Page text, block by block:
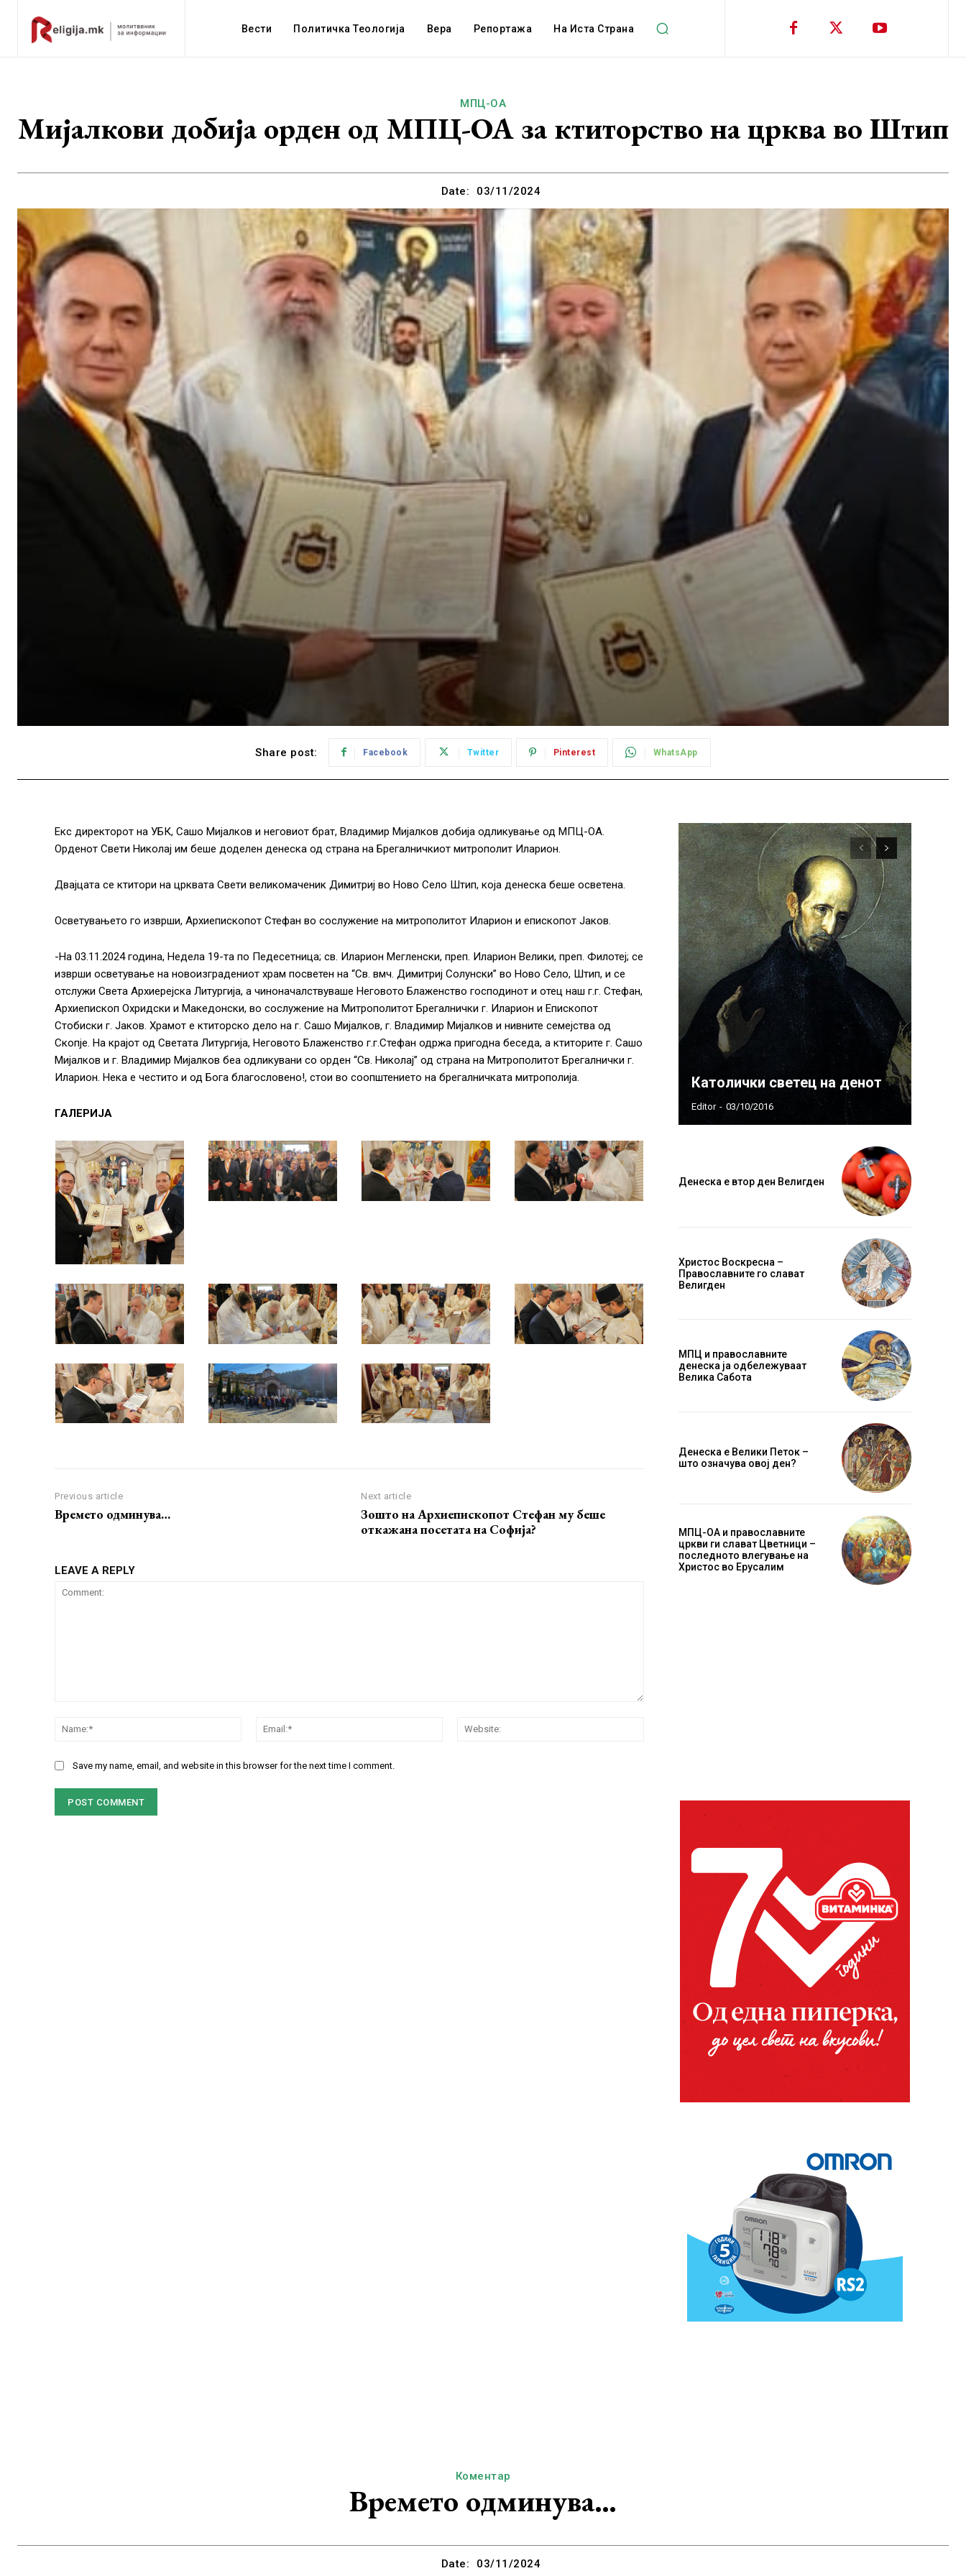
Вести Политичка Теологија Вера Репортажа На Иста Страна
МПЦ-ОА
Мијалкови добија орден од МПЦ-ОА за ктиторство на црква во Штип
Date: 03/11/2024
Share post: Facebook Twitter Pinterest WhatsApp
Екс директорот на УБК, Сашо Мијалков и неговиот брат, Владимир Мијалков добија одликување од МПЦ-ОА.
Орденот Свети Николај им беше доделен денеска од страна на Брегалничкиот митрополит Иларион.
Двајцата се ктитори на црквата Свети великомаченик Димитриј во Ново Село Штип, која денеска беше осветена.
Осветувањето го изврши, Архиепископот Стефан во сослужение на митрополитот Иларион и епископот Јаков.
-На 03.11.2024 година, Недела 19-та по Педесетница; св. Иларион Мегленски, преп. Иларион Велики, преп. Филотеј; се
изврши осветување на новоизградениот храм посветен на “Св. вмч. Димитриј Солунски” во Ново Село, Штип, и се
отслужи Света Архиерејска Литургија, а чиноначалствуваше Неговото Блаженство господинот и отец наш г.г. Стефан,
Архиепископ Охридски и Македонски, во сослужение на Митрополитот Брегалнички г. Иларион и Епископот
Стобиски г. Јаков. Храмот е ктиторско дело на г. Сашо Мијалков, г. Владимир Мијалков и нивните семејства од
Скопје. На крајот од Светата Литургија, Неговото Блаженство г.г.Стефан одржа пригодна беседа, а ктиторите г. Сашо
Мијалков и г. Владимир Мијалков беа одликувани со орден “Св. Николај” од страна на Митрополитот Брегалнички г.
Иларион. Нека е честито и од Бога благословено!, стои во соопштението на брегалничката митрополија.
ГАЛЕРИЈА
Previous article
Времето одминува…
Next article
Зошто на Архиепископот Стефан му беше
откажана посетата на Софија?
LEAVE A REPLY
Name:*
Email:*
Save my name, email, and website in this browser for the next time I comment.
Католички светец на денот
Editor - 03/10/2016
Денеска е втор ден Велигден
Христос Воскресна –
Православните го слават
Велигден
МПЦ и православните
денеска ја одбележуваат
Велика Сабота
Денеска е Велики Петок –
што означува овој ден?
МПЦ-ОА и православните
цркви ги слават Цветници –
последното влегување на
Христос во Ерусалим